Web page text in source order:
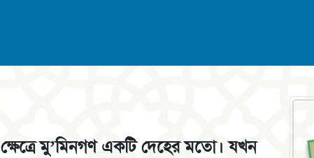
মু’মিনগণ একটি দেহের মতো। যখন